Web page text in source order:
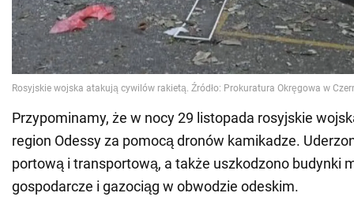
Przypominamy, że w nocy 29 listopada rosyjskie
region Odessy za pomocą dronów kamikadze.
portową i transportową, a także uszkodzono budynki
gospodarcze i gazociąg w obwodzie odeskim.